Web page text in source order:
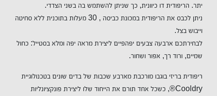
יתר. הריפודית דו כיוונית, כך שניתן להשתמש בה בשני הצדדי.
ניתן לכבס את הריפודית במכונת כביסה , 30 מעלות בתוכנית ללא סחיטה
וייבוש בצל.
לבחירתכם ארבעה צבעים יפהפיים ליצירת מראה יפה ומלא בסטייל: כחול
שמיים, ורוד רך, אפור ושחור.
ריפודית בריזי בוגבו מורכבת מארבע שכבות של בדים שונים בטכנולוגיית
Cooldry®, כשכל אחד תורם את הייחוד שלו ליצירת פונקציונליות